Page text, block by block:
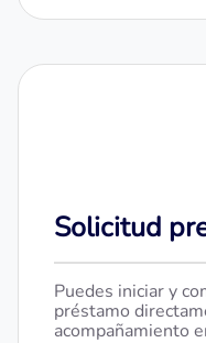
Solicitud
Puedes iniciar y
préstamo
acompañamiento